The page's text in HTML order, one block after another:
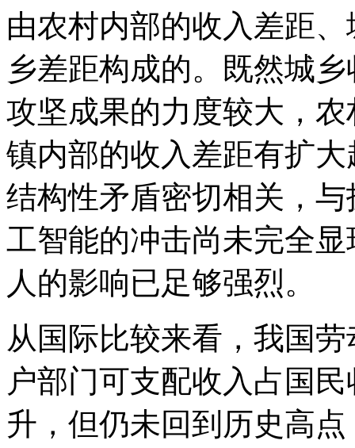
由农村内部的收入差距
乡差距构成的。既然城
攻坚成果的力度较大，
镇内部的收入差距有扩
结构性矛盾密切相关，
工智能的冲击尚未完全
人的影响已足够强烈。
从国际比较来看，我国
户部门可支配收入占国
升，但仍未回到历史高